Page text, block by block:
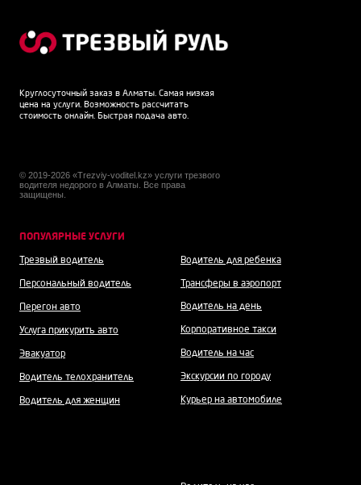
Круглосуточный заказ в Алматы. Самая низкая
цена на услуги. Возможность рассчитать
стоимость онлайн. Быстрая подача авто.
© 2019-2026 «Trezviy-voditel.kz» услуги трезвого
водителя недорого в Алматы. Все права
защищены.
ПОПУЛЯРНЫЕ УСЛУГИ
Трезвый водитель
Персональный водитель
Перегон авто
Услуга прикурить авто
Эвакуатор
Водитель телохранитель
Водитель для женщин
Водитель для ребенка
Трансферы в аэропорт
Водитель на день
Корпоративное такси
Водитель на час
Экскурсии по городу
Курьер на автомобиле